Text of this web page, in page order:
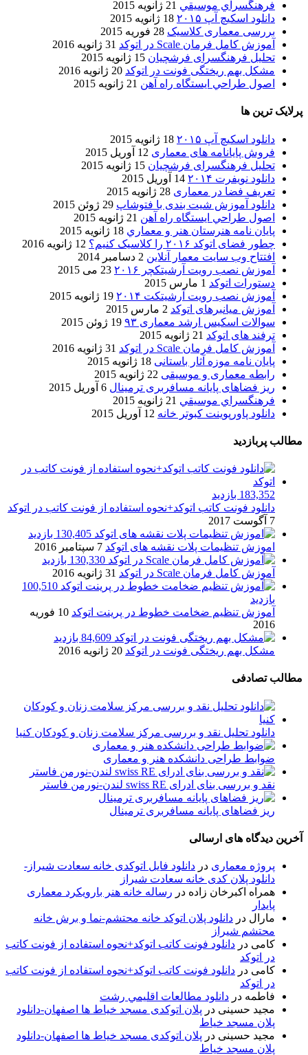
فرهنگسراي موسيقي 21 ژانویه 2015
دانلود اسکیچ آپ ۲۰۱۵
18 ژانویه 2015
بررسی معماری کلاسیک 28 فوریه 2015
آموزش کامل فرمان Scale در اتوکد
31 ژانویه 2016
تحلیل فرهنگسرای فرشچیان 15 ژانویه 2015
مشکل بهم ریختگی فونت در اتوکد 20 ژانویه 2016
اصول طراحي ایستگاه راه آهن 21 ژانویه 2015
پرلایک ترین ها
دانلود اسکیچ آپ ۲۰۱۵
18 ژانویه 2015
فروش پایانامه های معماری 12 آوریل 2015
تحلیل فرهنگسرای فرشچیان 15 ژانویه 2015
دانلود نویفرت ۲۰۱۴
14 آوریل 2015
تعریف فضا در معماری 28 ژانویه 2015
دانلود آموزش شیت بندی با فتوشاپ 29 ژوئن 2015
اصول طراحي ایستگاه راه آهن 21 ژانویه 2015
پایان نامه هنرستان هنر و معماري 18 ژانویه 2015
چطور فضای اتوکد ۲۰۱۶ را کلاسیک کنیم؟
12 ژانویه 2016
افتتاح وب سایت معمار آنلاین 2 دسامبر 2014
آموزش نصب رویت آرشیتکچر ۲۰۱۶
23 می 2015
دستورات اتوکد 1 مارس 2015
آموزش نصب رویت آرشیتکت ۲۰۱۴
19 ژانویه 2015
آموزش میانبرهای اتوکد 2 مارس 2015
سوالات اسکیس ارشد معماری ۹۳
19 ژوئن 2015
ترفند های اتوکد 21 ژانویه 2015
آموزش کامل فرمان Scale در اتوکد
31 ژانویه 2016
پایان نامه موزه آثار باستانی 18 ژانویه 2015
رابطه معماری و موسیقی 22 ژانویه 2015
ریز فضاهای پایانه مسافربری ترمینال 6 آوریل 2015
فرهنگسراي موسيقي 21 ژانویه 2015
دانلود پاورپوینت کبوتر خانه 12 آوریل 2015
مطالب پربازدید
183,352 بازدید
دانلود فونت کاتب اتوکد+نحوه استفاده از فونت کاتب در اتوکد
7 آگوست 2017
130,405 بازدید
اموزش تنظیمات پلات نقشه های اتوکد 7 سپتامبر 2016
130,330 بازدید
آموزش کامل فرمان Scale در اتوکد
31 ژانویه 2016
100,510
بازدید
آموزش تنظیم ضخامت خطوط در پرینت اتوکد
10 فوریه
2016
84,609 بازدید
مشکل بهم ریختگی فونت در اتوکد 20 ژانویه 2016
مطالب تصادفی
دانلود تحلیل نقد و بررسی مرکز سلامت زنان و کودکان کنیا
ضوابط طراحی دانشکده هنر و معماری
نقد و بررسی بنای ادرای swiss RE لندن-نورمن فاستر
ریز فضاهای پایانه مسافربری ترمینال
آخرین دیدگاه های ارسالی
پروژه معماری در دانلود فایل اتوکدی خانه سعادت شیراز-
دانلود پلان کدی خانه سعادت شیراز
همراه اکبرخان زاده در رساله خانه هنر بارویکرد معماری
پایدار
مارال در دانلود پلان اتوکد خانه محتشم-نما و برش خانه
محتشم شیراز
کامی در دانلود فونت کاتب اتوکد+نحوه استفاده از فونت کاتب
در اتوکد
کامی در دانلود فونت کاتب اتوکد+نحوه استفاده از فونت کاتب
در اتوکد
فاطمه در دانلود مطالعات اقليمي رشت
مجید حسینی در پلان اتوکدی مسجد خیاط ها اصفهان-دانلود
پلان مسجد خیاط
مجید حسینی در پلان اتوکدی مسجد خیاط ها اصفهان-دانلود
پلان مسجد خیاط